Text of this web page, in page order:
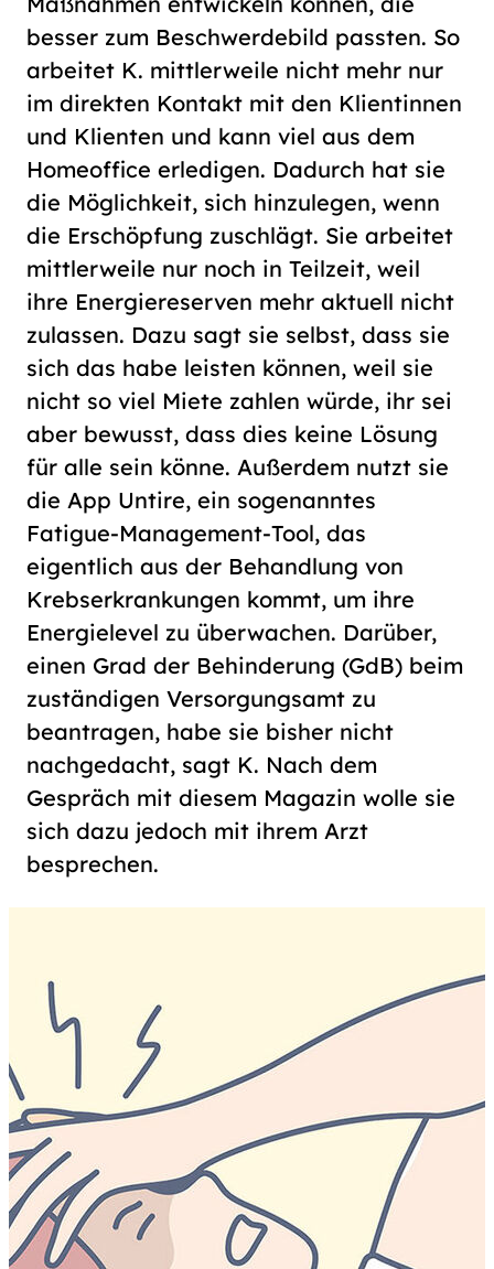
besser zum Be­schwer­de­bild passten. So
arbeitet K. mittlerweile nicht mehr nur
im direkten Kontakt mit den Klientinnen
und Klienten und kann viel aus dem
Homeoffice erledigen. Dadurch hat sie
die Mög­lich­keit, sich hinzulegen, wenn
die Erschöpfung zuschlägt. Sie arbeitet
mittlerweile nur noch in Teilzeit, weil
ihre Energiereserven mehr aktuell nicht
zulassen. Dazu sagt sie selbst, dass sie
sich das habe leisten können, weil sie
nicht so viel Miete zahlen würde, ihr sei
aber bewusst, dass dies keine Lösung
für alle sein könne. Außerdem nutzt sie
die App Untire, ein sogenanntes
Fatigue-Management-Tool, das
eigentlich aus der Behandlung von
Krebserkrankungen kommt, um ihre
Energielevel zu überwachen. Darüber,
einen Grad der Behinderung (GdB) beim
zuständigen Versorgungsamt zu
beantragen, habe sie bisher nicht
nachgedacht, sagt K. Nach dem
Gespräch mit diesem Magazin wolle sie
sich dazu jedoch mit ihrem Arzt
besprechen.